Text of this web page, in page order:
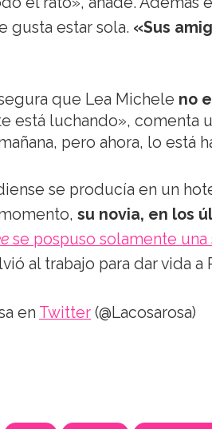
gusta estar sola. «Sus
que Lea Michele no
está luchando», comenta
pero ahora, lo está
se producía en un
su novia, en los
se pospuso solamente una
al trabajo para dar vida a
en Twitter (@Lacosarosa)